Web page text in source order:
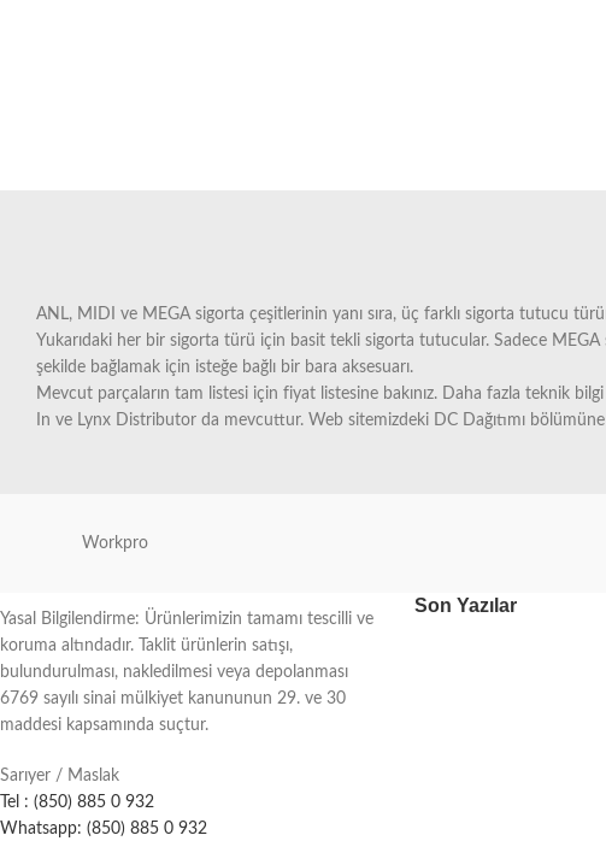
ANL, MIDI ve MEGA sigorta çeşitlerinin yanı sıra, üç farklı sigorta tutucu
Yukarıdaki her bir sigorta türü için basit tekli sigorta tutucular. Sadece
şekilde bağlamak için isteğe bağlı bir bara aksesuarı.
Mevcut parçaların tam listesi için fiyat listesine bakınız. Daha fazla teknik
In ve Lynx Distributor da mevcuttur. Web sitemizdeki DC Dağıtımı bölümüne
Workpro
Yasal Bilgilendirme: Ürünlerimizin tamamı tescilli ve
koruma altındadır. Taklit ürünlerin satışı,
bulundurulması, nakledilmesi veya depolanması
6769 sayılı sinai mülkiyet kanununun 29. ve 30
maddesi kapsamında suçtur.
Sarıyer / Maslak
Tel : (850) 885 0 932
Whatsapp: (850) 885 0 932
Son Yazılar